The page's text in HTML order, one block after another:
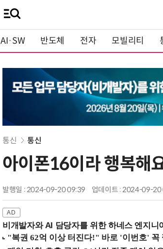
AI·SW 반도체 전자 모빌리티
통신 통신
아이폰16이라 행복해
발행일 : 2024-09-20 09:39 업데이트 : 2024-09-
비개발자와 AI 담당자를 위한 하네스 엔지니